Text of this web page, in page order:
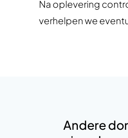
Na oplevering
verhelpen we
Andere